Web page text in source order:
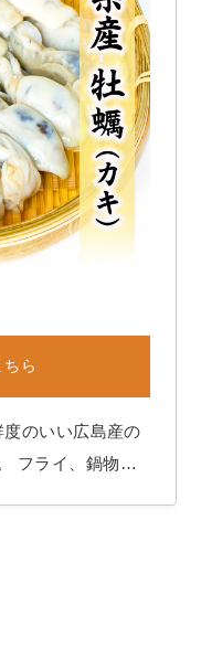
ら
のいい広島産の
フライ、鍋物、